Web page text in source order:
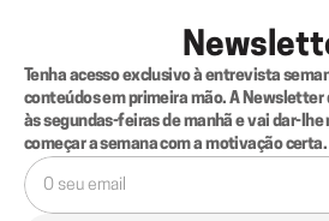
Tenha acesso exclusivo à entrevista
conteúdos em primeira mão. A Newsletter
às segundas-feiras de manhã e vai dar-lhe
começar a semana com a motivação certa.